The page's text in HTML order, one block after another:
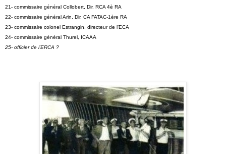
21- commissaire général Collobert, Dir. RCA 4è RA
22- commissaire général Arin, Dir. CA FATAC-1ère RA
23- commissaire colonel Estrangin, directeur de l’ECA
24- commissaire général Thurel, ICAAA
25- officier de l’ERCA ?